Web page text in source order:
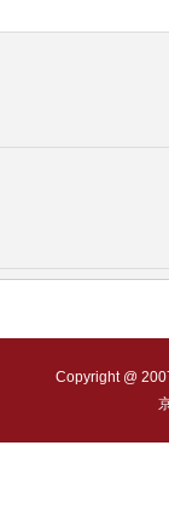
Copyright @